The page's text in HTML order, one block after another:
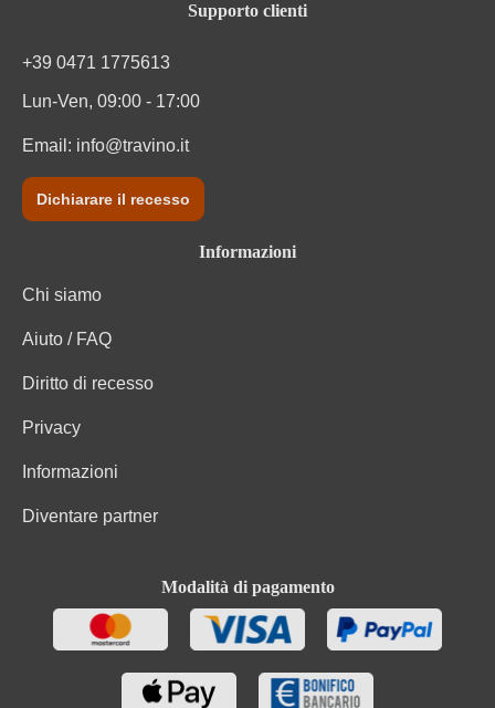
Supporto clienti
+39 0471 1775613
Lun-Ven, 09:00 - 17:00
Email: info@travino.it
Dichiarare il recesso
Informazioni
Chi siamo
Aiuto / FAQ
Diritto di recesso
Privacy
Informazioni
Diventare partner
Modalità di pagamento